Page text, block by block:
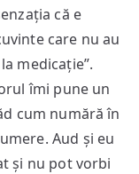
că e
care nu au
medicație”.
îmi pune un
cum numără în
Aud și eu
și nu pot vorbi